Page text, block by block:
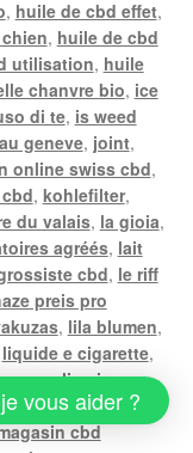
, huile de cbd effet,
, huile de cbd
utilisation, huile
chanvre bio, ice
di te, is weed
geneve, joint,
online swiss cbd,
, kohlefilter,
du valais, la gioia,
agréés, lait
cbd, le riff
preis pro
, lila blumen,
liquide e cigarette,
,livraison
livraison weed,
cbd
vous aider ?